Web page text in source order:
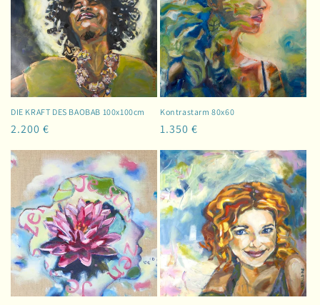
DIE KRAFT DES BAOBAB 100x100cm
Normaler
2.200 €
Kontrastarm 80x60
Normaler
1.350 €